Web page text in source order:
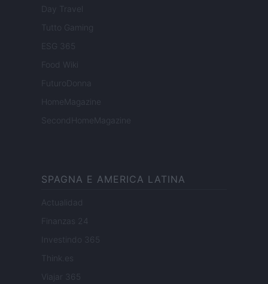
Day Travel
Tutto Gaming
ESG 365
Food Wiki
FuturoDonna
HomeMagazine
SecondHomeMagazine
SPAGNA E AMERICA LATINA
Actualidad
Finanzas 24
Investindo 365
Think.es
Viajar 365